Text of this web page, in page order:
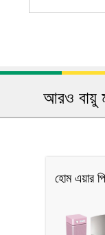
আরও বায়ু
হোম এয়ার